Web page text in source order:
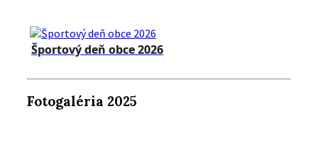
Športový deň obce 2026
Fotogaléria 2025